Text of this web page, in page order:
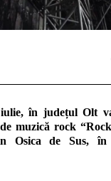
în județul Olt
muzică rock
Osica de Sus,